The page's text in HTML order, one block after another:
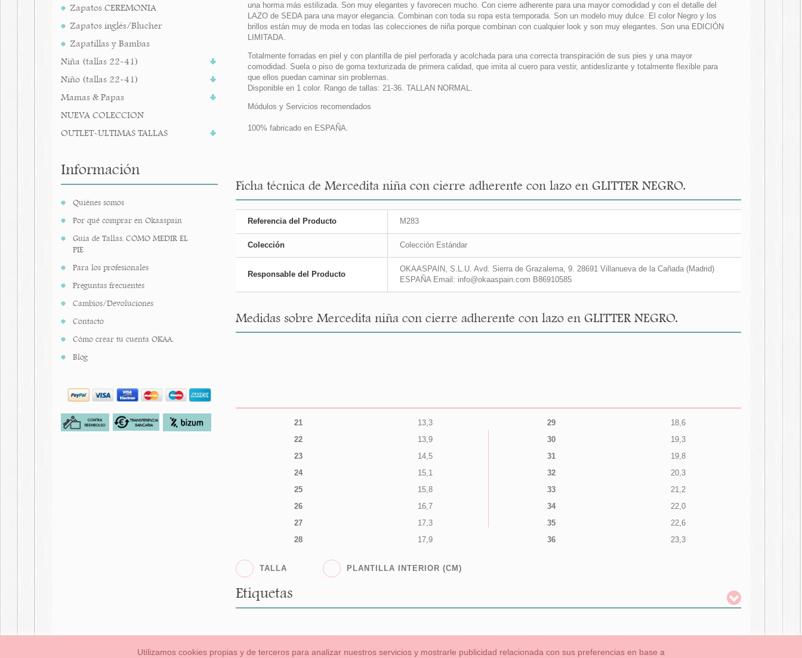
Zapatos CEREMONIA
Zapatos inglés/Blucher
Zapatillas y Bambas
Niña (tallas 22-41)
Niño (tallas 22-41)
Mamas & Papas
NUEVA COLECCION
OUTLET-ULTIMAS TALLAS
Información
Quiénes somos
Por qué comprar en Okaaspain
Guía de Tallas. CÓMO MEDIR EL
PIE
Para los profesionales
Preguntas frecuentes
Cambios/Devoluciones
Contacto
Cómo crear tu cuenta OKAA.
Blog
una horma más estilizada. Son muy elegantes y favorecen mucho. Con cierre adherente para una mayor comodidad y con el detalle del
LAZO de SEDA para una mayor elegancia. Combinan con toda su ropa esta temporada. Son un modelo muy dulce. El color Negro y los
brillos están muy de moda en todas las colecciones de niña porque combinan con cualquier look y son muy elegantes. Son una EDICIÓN
LIMITADA.
Totalmente forradas en piel y con plantilla de piel perforada y acolchada para una correcta transpiración de sus pies y una mayor
comodidad. Suela o piso de goma texturizada de primera calidad, que imita al cuero para vestir, antideslizante y totalmente flexible para
que ellos puedan caminar sin problemas.
Disponible en 1 color. Rango de tallas: 21-36. TALLAN NORMAL.
Módulos y Servicios recomendados
100% fabricado en ESPAÑA.
Ficha técnica de Mercedita niña con cierre adherente con lazo en GLITTER NEGRO.
Referencia del Producto M283
Colección Colección Estándar
Responsable del Producto
OKAASPAIN, S.L.U. Avd. Sierra de Grazalema, 9. 28691 Villanueva de la Cañada (Madrid)
ESPAÑA Email: info@okaaspain.com B86910585
Medidas sobre Mercedita niña con cierre adherente con lazo en GLITTER NEGRO.
21
13,3
22
13,9
23
14,5
24
15,1
25
15,8
26
16,7
27
17,3
28
17,9
29
18,6
30
19,3
31
19,8
32
20,3
33
21,2
34
22,0
35
22,6
36
23,3
TALLA PLANTILLA INTERIOR (CM)
Etiquetas
Utilizamos cookies propias y de terceros para analizar nuestros servicios y mostrarle publicidad relacionada con sus preferencias en base a